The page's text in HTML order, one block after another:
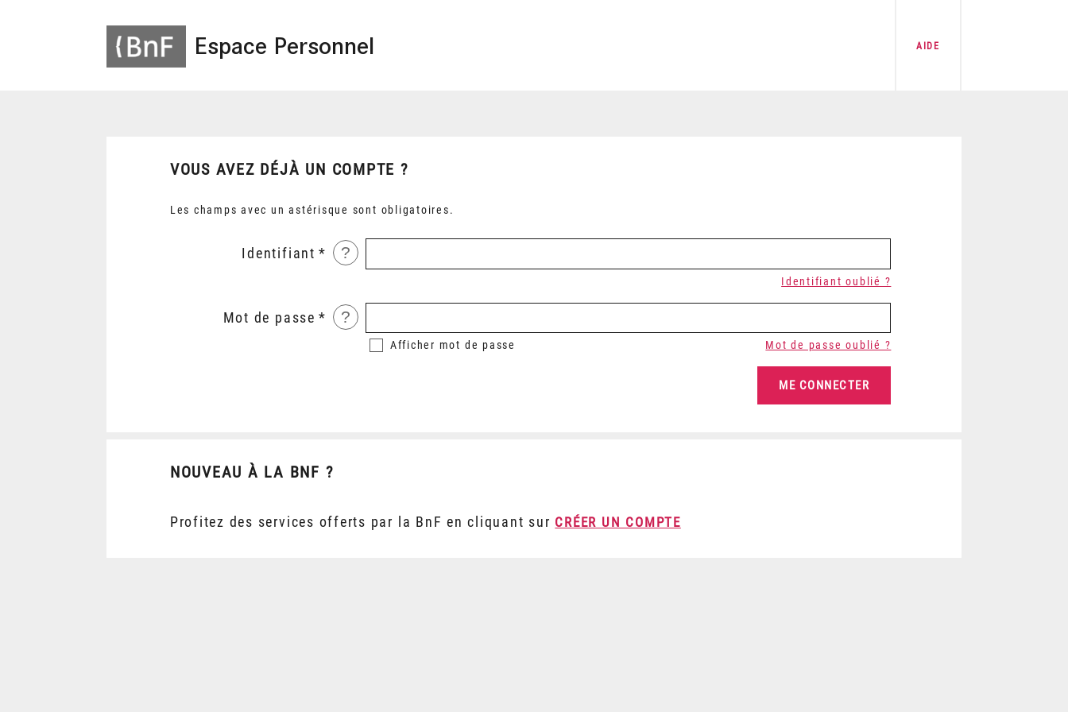
Espace Personnel AIDE
VOUS AVEZ DÉJÀ UN COMPTE ?
Les champs avec un astérisque sont obligatoires.
Identifiant ?
Identifiant oublié ?
Mot de passe ?
Afficher mot de passe Mot de passe oublié ?
NOUVEAU À LA BNF ?
Profitez des services offerts par la BnF en cliquant sur CRÉER UN COMPTE